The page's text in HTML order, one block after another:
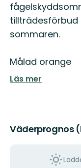
tillträdesförbud
sommaren.
Målad orange
Läs mer
Väderprognos